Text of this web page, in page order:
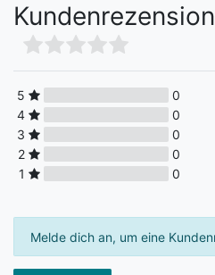
5
0
4
0
3
0
2
0
1
0
Melde dich an, um eine